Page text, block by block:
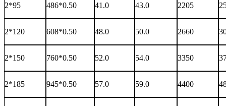
2*95 486*0.50 41.0 43.0 2205
2*120 608*0.50 48.0 50.0 2660
2*150 760*0.50 52.0 54.0 3350
2*185 945*0.50 57.0 59.0 4400